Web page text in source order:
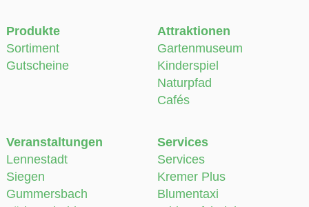
Produkte
Sortiment
Gutscheine
Attraktionen
Gartenmuseum
Kinderspiel
Naturpfad
Cafés
Veranstaltungen
Lennestadt
Siegen
Gummersbach
Services
Services
Kremer Plus
Blumentaxi